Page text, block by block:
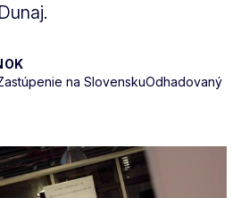
na SlovenskuOdhadovaný